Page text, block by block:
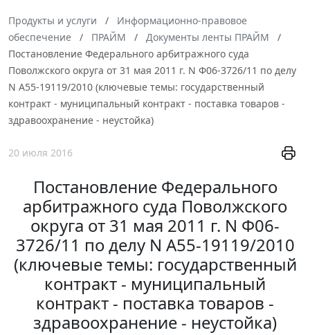
Продукты и услуги
Информационно-правовое
обеспечение
ПРАЙМ
Документы ленты ПРАЙМ
Постановление Федерального арбитражного суда
Поволжского округа от 31 мая 2011 г. N Ф06-3726/11 по делу
N А55-19119/2010 (ключевые темы: государственный
контракт - муниципальный контракт - поставка товаров -
здравоохранение - неустойка)
20 июля 2016
Постановление Федерального
арбитражного суда Поволжского
округа от 31 мая 2011 г. N Ф06-
3726/11 по делу N А55-19119/2010
(ключевые темы: государственный
контракт - муниципальный
контракт - поставка товаров -
здравоохранение - неустойка)